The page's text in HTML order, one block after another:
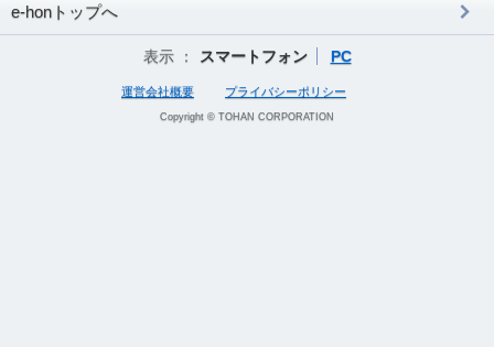
e-honトップへ
表示 ： スマートフォン PC
運営会社概要 プライバシーポリシー
Copyright © TOHAN CORPORATION